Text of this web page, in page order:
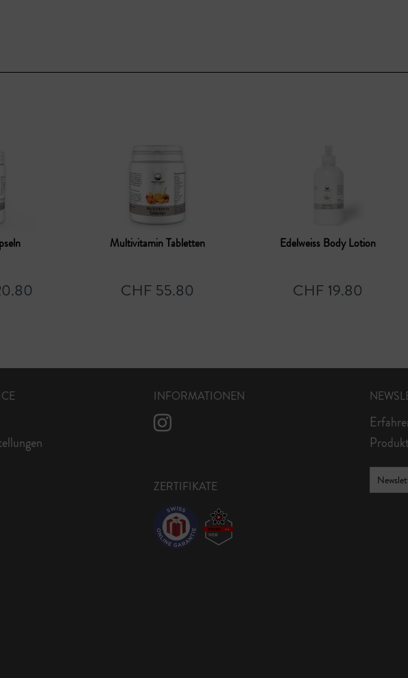
Multivitamin Tabletten
CHF 55.80
Edelweiss Body Lotion
CHF 19.80
INFORMATIONEN
ZERTIFIKATE